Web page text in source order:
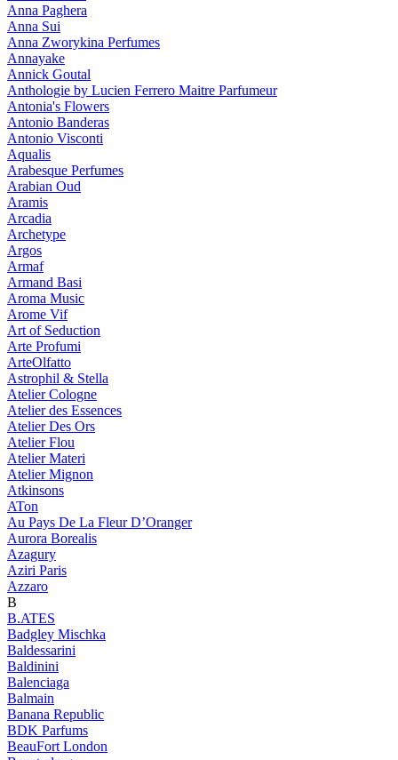
Anna Paghera
Anna Sui
Anna Zworykina Perfumes
Annayake
Annick Goutal
Anthologie by Lucien Ferrero Maitre Parfumeur
Antonia's Flowers
Antonio Banderas
Antonio Visconti
Aqualis
Arabesque Perfumes
Arabian Oud
Aramis
Arcadia
Archetype
Argos
Armaf
Armand Basi
Aroma Music
Arome Vif
Art of Seduction
Arte Profumi
ArteOlfatto
Astrophil & Stella
Atelier Cologne
Atelier des Essences
Atelier Des Ors
Atelier Flou
Atelier Materi
Atelier Mignon
Atkinsons
ATon
Au Pays De La Fleur D’Oranger
Aurora Borealis
Azagury
Aziri Paris
Azzaro
B
B.ATES
Badgley Mischka
Baldessarini
Baldinini
Balenciaga
Balmain
Banana Republic
BDK Parfums
BeauFort London